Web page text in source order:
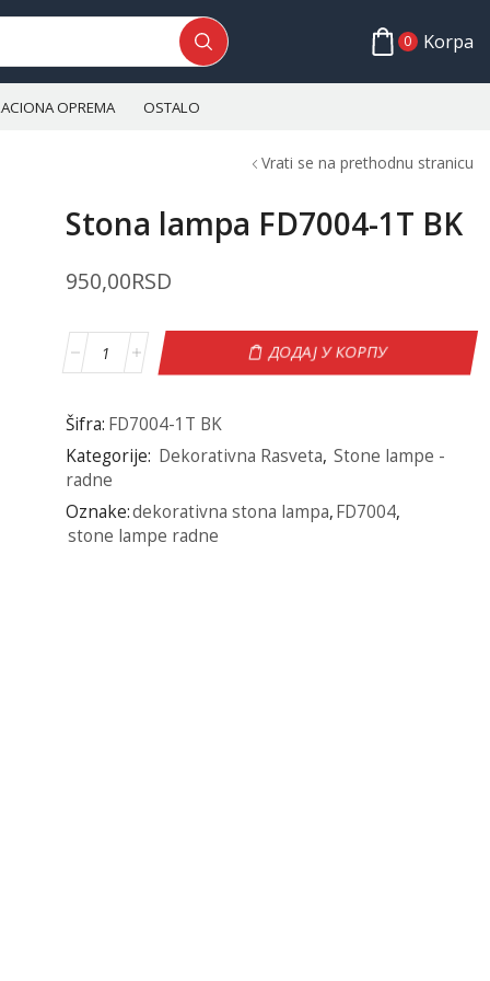
0 Korpa
OPREMA OSTALO
Vrati se na prethodnu stranicu
Stona lampa FD7004-1T BK
950,00RSD
ДОДАЈ У КОРПУ
Šifra: FD7004-1T BK
Kategorije: Dekorativna Rasveta, Stone lampe -
radne
Oznake:dekorativna stona lampa,FD7004,
stone lampe radne